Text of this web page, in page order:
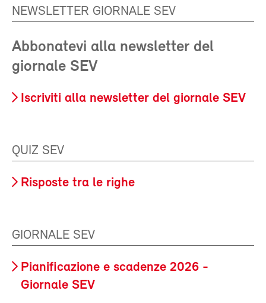
NEWSLETTER GIORNALE SEV
Abbonatevi alla newsletter del
giornale SEV
Iscriviti alla newsletter del giornale SEV
QUIZ SEV
Risposte tra le righe
GIORNALE SEV
Pianificazione e scadenze 2026 -
Giornale SEV